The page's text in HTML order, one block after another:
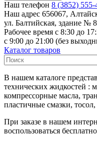
Наш телефон 8 (3852) 555-
Наш адрес 656067,
ул. Балтийская, здание №
Рабочее время с 8:30 до
с 9:00 до 21:00 (без
Каталог товаров
В нашем каталоге
технических жидкостей :
компрессорные масла,
пластичные смазки,
При заказе в нашем
воспользоваться